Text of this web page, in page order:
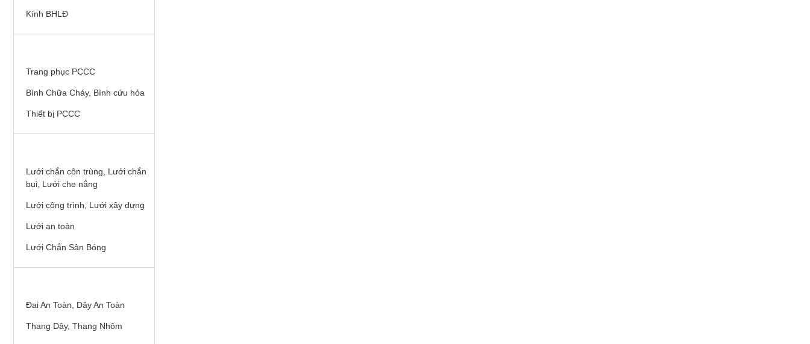
Kính BHLĐ
Trang phục PCCC
Bình Chữa Cháy, Bình cứu hỏa
Thiết bị PCCC
Lưới chắn côn trùng, Lưới chắn
bụi, Lưới che nắng
Lưới công trình, Lưới xây dựng
Lưới an toàn
Lưới Chắn Sân Bóng
Đai An Toàn, Dây An Toàn
Thang Dây, Thang Nhôm